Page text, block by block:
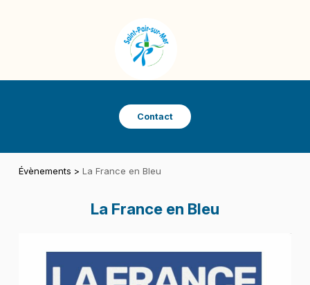
Contact
Évènements > La France en Bleu
La France en Bleu